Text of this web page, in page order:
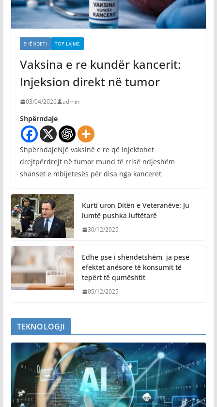
SHËNDETI TOP LAJME
Vaksina e re kundër kancerit:
Injeksion direkt në tumor
03/04/2026 admin
Shpërndaje
ShpërndajeNjë vaksinë e re që injektohet
drejtpërdrejt në tumor mund të rrisë ndjeshëm
shanset e mbijetesës për disa nga kanceret
Kurti uron Ditën e Veteranëve: Ju
lumtë pushka luftëtarë
30/12/2025
Edhe pse i shëndetshëm, ja pesë
efektet anësore të konsumit të
tepërt të qumështit
05/12/2025
TEKNOLOGJI